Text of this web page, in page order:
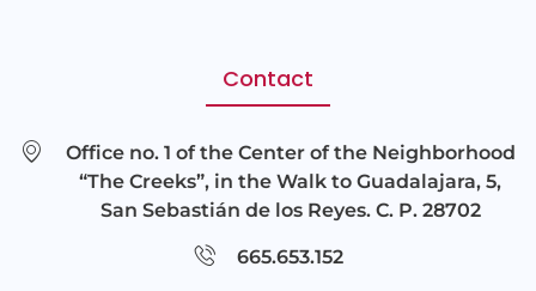
Contact
Office no. 1 of the Center of the Neighborhood
“The Creeks”, in the Walk to Guadalajara, 5,
San Sebastián de los Reyes. C. P. 28702
665.653.152